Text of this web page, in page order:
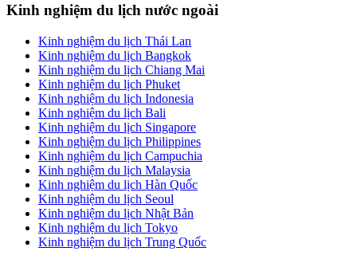
Kinh nghiệm du lịch nước ngoài
Kinh nghiệm du lịch Thái Lan
Kinh nghiệm du lịch Bangkok
Kinh nghiệm du lịch Chiang Mai
Kinh nghiệm du lịch Phuket
Kinh nghiệm du lịch Indonesia
Kinh nghiệm du lịch Bali
Kinh nghiệm du lịch Singapore
Kinh nghiệm du lịch Philippines
Kinh nghiệm du lịch Campuchia
Kinh nghiệm du lịch Malaysia
Kinh nghiệm du lịch Hàn Quốc
Kinh nghiệm du lịch Seoul
Kinh nghiệm du lịch Nhật Bản
Kinh nghiệm du lịch Tokyo
Kinh nghiệm du lịch Trung Quốc